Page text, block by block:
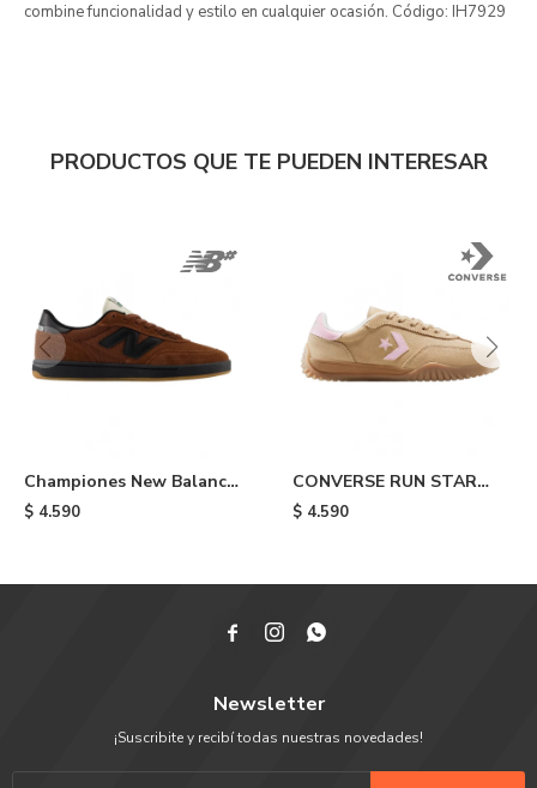
combine funcionalidad y estilo en cualquier ocasión. Código: IH7929
PRODUCTOS QUE TE PUEDEN INTERESAR
Championes New Balance
440 - Tnt
$ 4.590
CONVERSE RUN STAR
TRAINER - Beige
$ 4.590
  
Newsletter
¡Suscribite y recibí todas nuestras novedades!